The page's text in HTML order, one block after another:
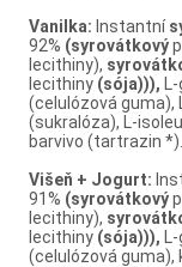
Vanilka: Instantní
92% (syrovátkový
lecithiny),
lecithiny (sója))),
(celulózová guma),
(sukralóza), L-
barvivo (tartrazin *).
Višeň + Jogurt:
91% (syrovátkový
lecithiny),
lecithiny (sója))),
(celulózová guma),